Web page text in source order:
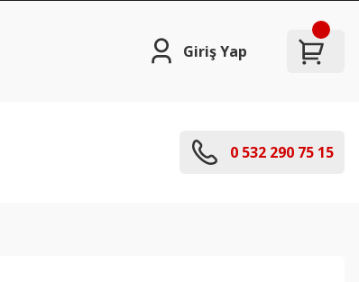
Giriş Yap
0 532 290 75 15